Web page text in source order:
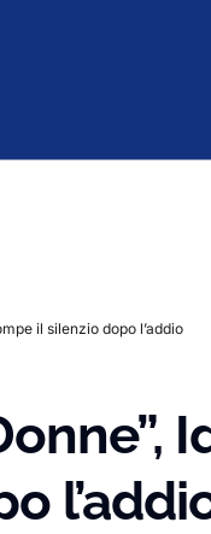
il silenzio dopo l’addio